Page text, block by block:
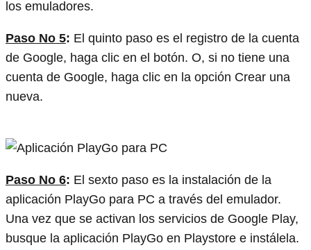
los emuladores.
Paso No 5: El quinto paso es el registro de la cuenta
de Google, haga clic en el botón. O, si no tiene una
cuenta de Google, haga clic en la opción Crear una
nueva.
Paso No 6: El sexto paso es la instalación de la
aplicación PlayGo para PC a través del emulador.
Una vez que se activan los servicios de Google Play,
busque la aplicación PlayGo en Playstore e instálela.